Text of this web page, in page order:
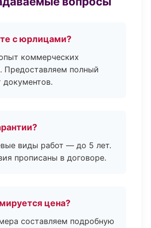
с юрлицами?
коммерческих
Предоставляем полный
документов.
виды работ — до 5 лет.
прописаны в договоре.
цена?
составляем подробную